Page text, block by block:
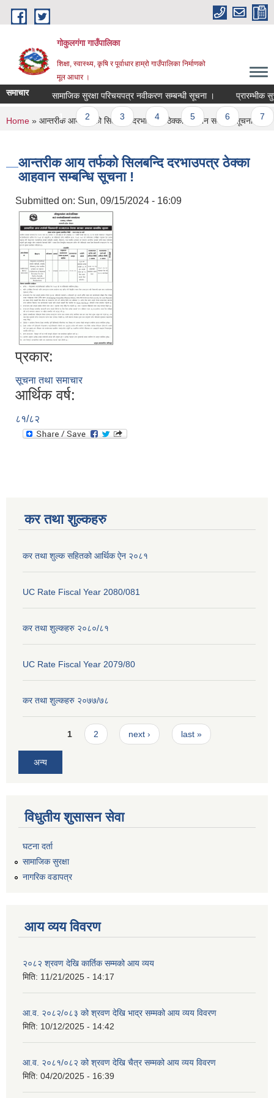
Skip to main content
गोकुलगंगा गाउँपालिका
शिक्षा, स्वास्थ्य, कृषि र पूर्वाधार हाम्रो गाउँपालिका निर्माणको
मूल आधार ।
समाचार सामाजिक सुरक्षा परिचयपत्र नवीकरण सम्बन्धी सूचना । प्रारम्भीक
Pages
1
You are here
Home » आन्तरीक आय तर्फको सिलबन्दि दरभाउपत्र ठेक्का आहवान सम्बन्धि सूचना !
आन्तरीक आय तर्फको सिलबन्दि दरभाउपत्र ठेक्का
आहवान सम्बन्धि सूचना !
Submitted on: Sun, 09/15/2024 - 16:09
प्रकार:
सूचना तथा समाचार
आर्थिक वर्ष:
८१/८२
कर तथा शुल्कहरु
कर तथा शुल्क सहितको आर्थिक ऐन २०८१
UC Rate Fiscal Year 2080/081
कर तथा शुल्कहरु २०८०/८१
UC Rate Fiscal Year 2079/80
कर तथा शुल्कहरु २०७७/७८
Pages1 2 next › last »
अन्य
विधुतीय शुसासन सेवा
घटना दर्ता
सामाजिक सुरक्षा
नागरिक वडापत्र
आय व्यय विवरण
२०८२ श्रवण देखि कार्तिक सम्मको आय व्यय
मिति: 11/21/2025 - 14:17
आ.व. २०८२/०८३ को श्रवण देखि भाद्र सम्मको आय व्यय विवरण
मिति: 10/12/2025 - 14:42
आ.व. २०८१/०८२ को श्रवण देखि चैत्र सम्मको आय व्यय विवरण
मिति: 04/20/2025 - 16:39